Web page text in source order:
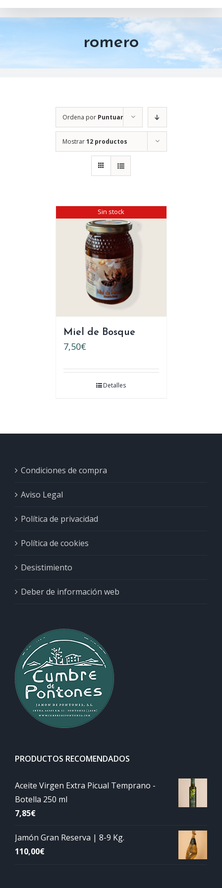
romero
Ordena por Puntuar
Mostrar12 productos
Sin stock
Miel de Bosque
7,50€
Detalles
Condiciones de compra
Aviso Legal
Política de privacidad
Política de cookies
Desistimiento
Deber de información web
PRODUCTOS RECOMENDADOS
Aceite Virgen Extra Picual Temprano -
Botella 250 ml
7,85€
Jamón Gran Reserva | 8-9 Kg.
110,00€